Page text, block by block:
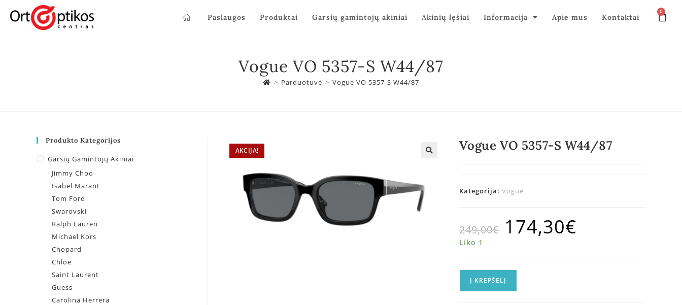
Paslaugos Produktai Garsių gamintojų akiniai Akinių lęšiai Informacija Apie mus Kontaktai
0
Vogue VO 5357-S W44/87
> Parduotuvė > Vogue VO 5357-S W44/87
AKCIJA! Vogue VO 5357-S W44/87
Kategorija:Vogue
249,00€ 174,30€
Liko 1
Į KREPŠELĮ
Produkto Kategorijos
Garsių Gamintojų Akiniai
Jimmy Choo
Isabel Marant
Tom Ford
Swarovski
Ralph Lauren
Michael Kors
Chopard
Chloe
Saint Laurent
Guess
Carolina Herrera